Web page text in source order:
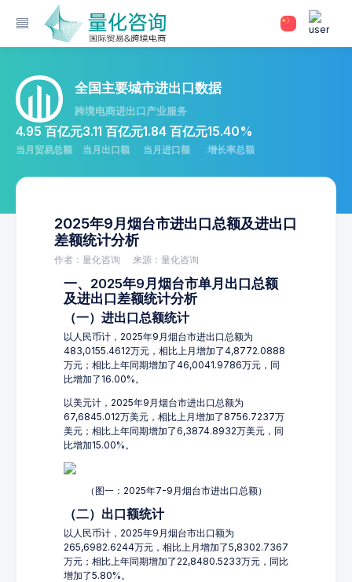
全国主要城市进出口数据
跨境电商进出口产业服务
4.95 百亿元
当月贸易总额
3.11 百亿元
当月出口额
1.84 百亿元
当月进口额
15.40%
增长率总额
2025年9月烟台市进出口总额及进出口
差额统计分析
作者：量化咨询 来源：量化咨询
一、2025年9月烟台市单月出口总额
及进出口差额统计分析
（一）进出口总额统计
以人民币计，2025年9月烟台市进出口总额为
483,0155.4612万元，相比上月增加了4,8772.0888
万元；相比上年同期增加了46,0041.9786万元，同
比增加了16.00%。
以美元计，2025年9月烟台市进出口总额为
67,6845.012万美元，相比上月增加了8756.7237万
美元；相比上年同期增加了6,3874.8932万美元，同
比增加15.00%。
（图一：2025年7-9月烟台市进出口总额）
（二）出口额统计
以人民币计，2025年9月烟台市出口额为
265,6982.6244万元，相比上月增加了5,8302.7367
万元；相比上年同期增加了22,8480.5233万元，同比
增加了5.80%。